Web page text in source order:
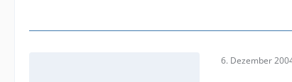
6. Dezember